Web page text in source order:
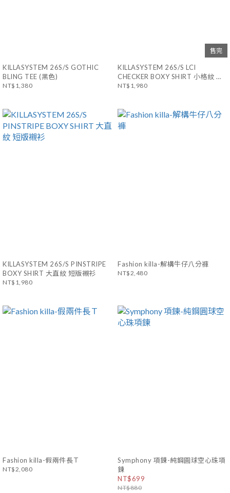
KILLASYSTEM 26S/S GOTHIC
BLING TEE (黑色)
NT$1,380
售完
KILLASYSTEM 26S/S LCI
CHECKER BOXY SHIRT 小格紋 短
版襯衫
NT$1,980
KILLASYSTEM 26S/S PINSTRIPE
BOXY SHIRT 大直紋 短版襯衫
NT$1,980
Fashion killa-解構牛仔八分褲
NT$2,480
Fashion killa-假兩件長Ｔ
NT$2,080
Symphony 項鍊-純鋼圓球空心珠項
鍊
NT$699
NT$880